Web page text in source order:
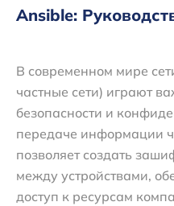
Ansible:
В современном мире
частные сети) играют
безопасности и
передаче информации
позволяет создать
между устройствами,
доступ к ресурсам